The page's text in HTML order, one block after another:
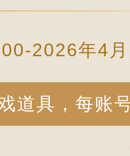
2026年4
道具，每账